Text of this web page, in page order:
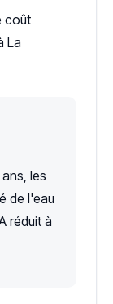
coût
La
les
de l'eau
réduit à